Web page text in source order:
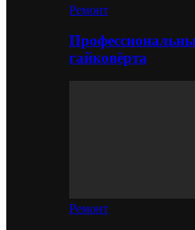
Ремонт
гайковёрта
Ремонт